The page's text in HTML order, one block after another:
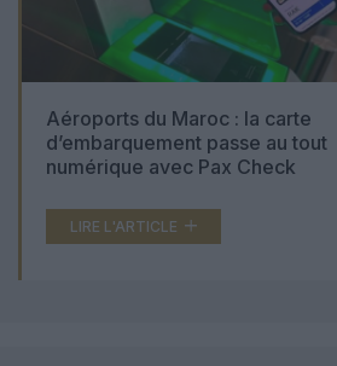
Aéroports du Maroc : la carte
d’embarquement passe au tout
numérique avec Pax Check
LIRE L'ARTICLE